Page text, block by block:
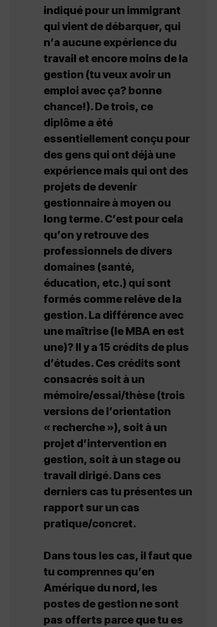
indiqué pour un immigrant
qui vient de débarquer, qui
n’a aucune expérience du
travail et encore moins de la
gestion (tu veux avoir un
emploi avec ça? bonne
chance!). De trois, ce
diplôme a été
essentiellement conçu pour
des gens qui ont déjà une
expérience mais qui ont des
projets de devenir
gestionnaire à moyen ou
long terme. C’est pour cela
qu’on y retrouve des
professionnels de divers
domaines (santé,
éducation, etc.) qui sont
formés comme relève de la
gestion. La différence avec
une maîtrise (le MBA en est
une)? Il y a 15 crédits de plus
d’études. Ces crédits sont
consacrés soit à un
mémoire/essai/thèse (trois
versions de l’orientation
« recherche »), soit à un
projet d’intervention en
gestion, soit à un stage ou
travail dirigé. Dans ces
derniers cas tu présentes un
rapport sur un cas
pratique/concret.
Dans tous les cas, il faut que
tu comprennes qu’en
Amérique du nord, les
postes de gestion ne sont
pas offerts parce que tu es